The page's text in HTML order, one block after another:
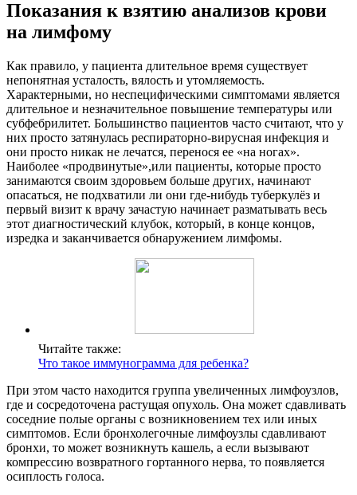
Показания к взятию анализов крови
на лимфому
Как правило, у пациента длительное время существует
непонятная усталость, вялость и утомляемость.
Характерными, но неспецифическими симптомами является
длительное и незначительное повышение температуры или
субфебрилитет. Большинство пациентов часто считают, что у
них просто затянулась респираторно-вирусная инфекция и
они просто никак не лечатся, перенося ее «на ногах».
Наиболее «продвинутые»,или пациенты, которые просто
занимаются своим здоровьем больше других, начинают
опасаться, не подхватили ли они где-нибудь туберкулёз и
первый визит к врачу зачастую начинает разматывать весь
этот диагностический клубок, который, в конце концов,
изредка и заканчивается обнаружением лимфомы.
Читайте также:
Что такое иммунограмма для ребенка?
При этом часто находится группа увеличенных лимфоузлов,
где и сосредоточена растущая опухоль. Она может сдавливать
соседние полые органы с возникновением тех или иных
симптомов. Если бронхолегочные лимфоузлы сдавливают
бронхи, то может возникнуть кашель, а если вызывают
компрессию возвратного гортанного нерва, то появляется
осиплость голоса.